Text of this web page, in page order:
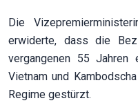
Die
erwiderte, dass die
vergangenen 55 Jahren
Vietnam und
Regime gestürzt.